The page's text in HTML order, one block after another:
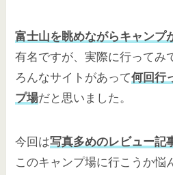
富士山を眺めながらキャンプ
有名ですが、実際に行ってみ
ろんなサイトがあって何回行
プ場だと思いました。
今回は写真多めのレビュー記
このキャンプ場に行こうか悩